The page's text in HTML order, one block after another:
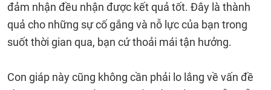
đảm nhận đều nhận được kết quả tốt. Đây là thành
quả cho những sự cố gắng và nỗ lực của bạn trong
suốt thời gian qua, bạn cứ thoải mái tận hưởng.
Con giáp này cũng không cần phải lo lắng về vấn đề